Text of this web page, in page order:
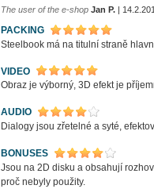
The user of the e-shop Jan P. |
PACKING
Steelbook má na titulní straně
VIDEO
Obraz je výborný, 3D efekt je
AUDIO
Dialogy jsou zřetelné a syté,
BONUSES
Jsou na 2D disku a obsahují
proč nebyly použity.